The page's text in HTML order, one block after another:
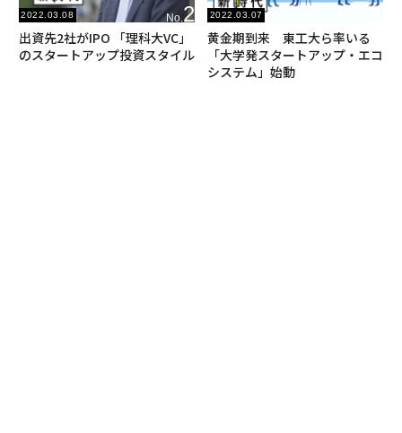
2022.03.08 No.2
出資先2社がIPO 「理科大VC」
のスタートアップ投資スタイル
2022.03.07 1
黄金期到来 東工大ら率いる
「大学発スタートアップ・エコ
システム」始動